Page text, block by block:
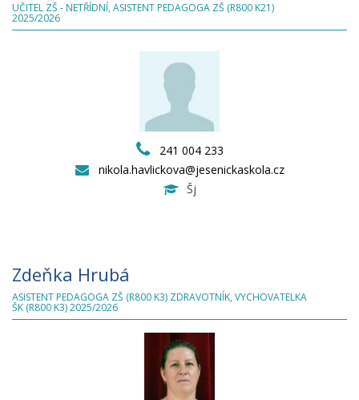
UČITEL ZŠ - NETŘÍDNÍ, ASISTENT PEDAGOGA ZŠ (R800 K21)
2025/2026
241 004 233
nikola.havlickova@jesenickaskola.cz
Šj
Zdeňka Hrubá
ASISTENT PEDAGOGA ZŠ (R800 K3) ZDRAVOTNÍK, VYCHOVATELKA
ŠK (R800 K3) 2025/2026